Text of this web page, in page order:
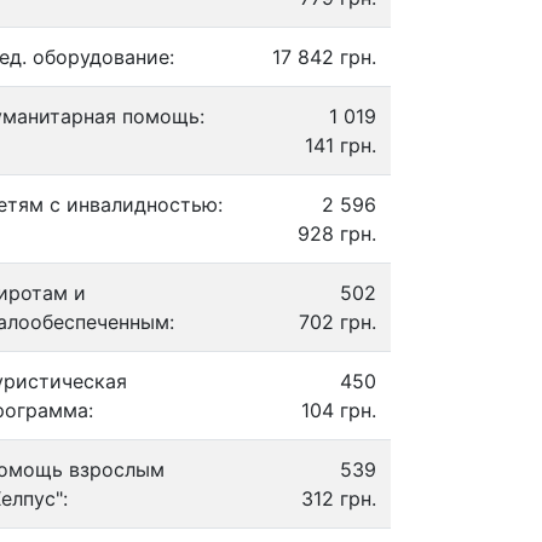
оборудование: 17 842 грн.
помощь:
1 019
141 грн.
с инвалидностью:
2 596
928 грн.
и
502
702 грн.
450
104 грн.
взрослым
539
312 грн.